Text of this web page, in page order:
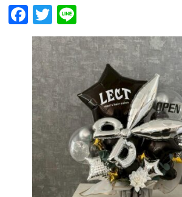
Facebook
Twitter